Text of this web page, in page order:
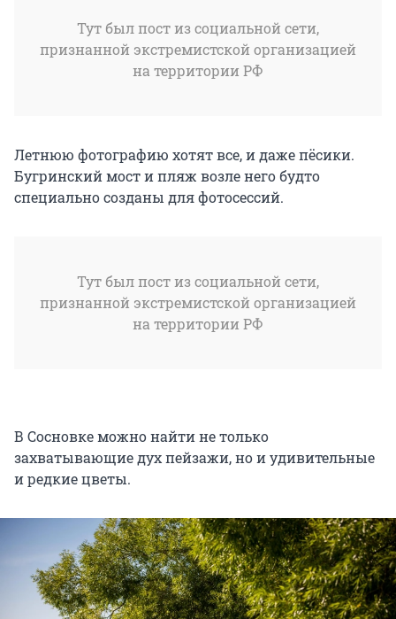
Тут был пост из социальной сети,
признанной экстремистской организацией
на территории РФ
Летнюю фотографию хотят все, и даже пёсики.
Бугринский мост и пляж возле него будто
специально созданы для фотосессий.
Тут был пост из социальной сети,
признанной экстремистской организацией
на территории РФ
В Сосновке можно найти не только
захватывающие дух пейзажи, но и удивительные
и редкие цветы.